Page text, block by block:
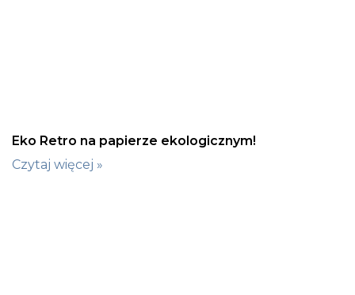
Eko Retro na papierze ekologicznym!
Czytaj więcej »